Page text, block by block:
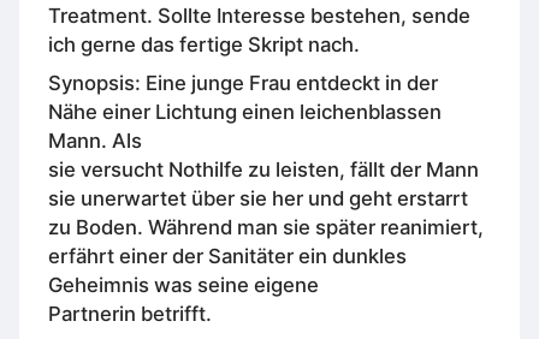
Treatment. Sollte Interesse bestehen, sende
ich gerne das fertige Skript nach.
Synopsis: Eine junge Frau entdeckt in der
Nähe einer Lichtung einen leichenblassen
Mann. Als
sie versucht Nothilfe zu leisten, fällt der Mann
sie unerwartet über sie her und geht erstarrt
zu Boden. Während man sie später reanimiert,
erfährt einer der Sanitäter ein dunkles
Geheimnis was seine eigene
Partnerin betrifft.